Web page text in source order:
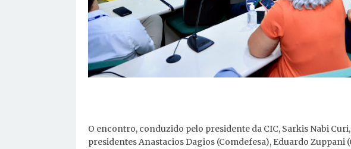
O encontro, conduzido pelo presidente da CIC, Sarkis Nabi
presidentes Anastacios Dagios (Comdefesa), Eduardo Zuppani